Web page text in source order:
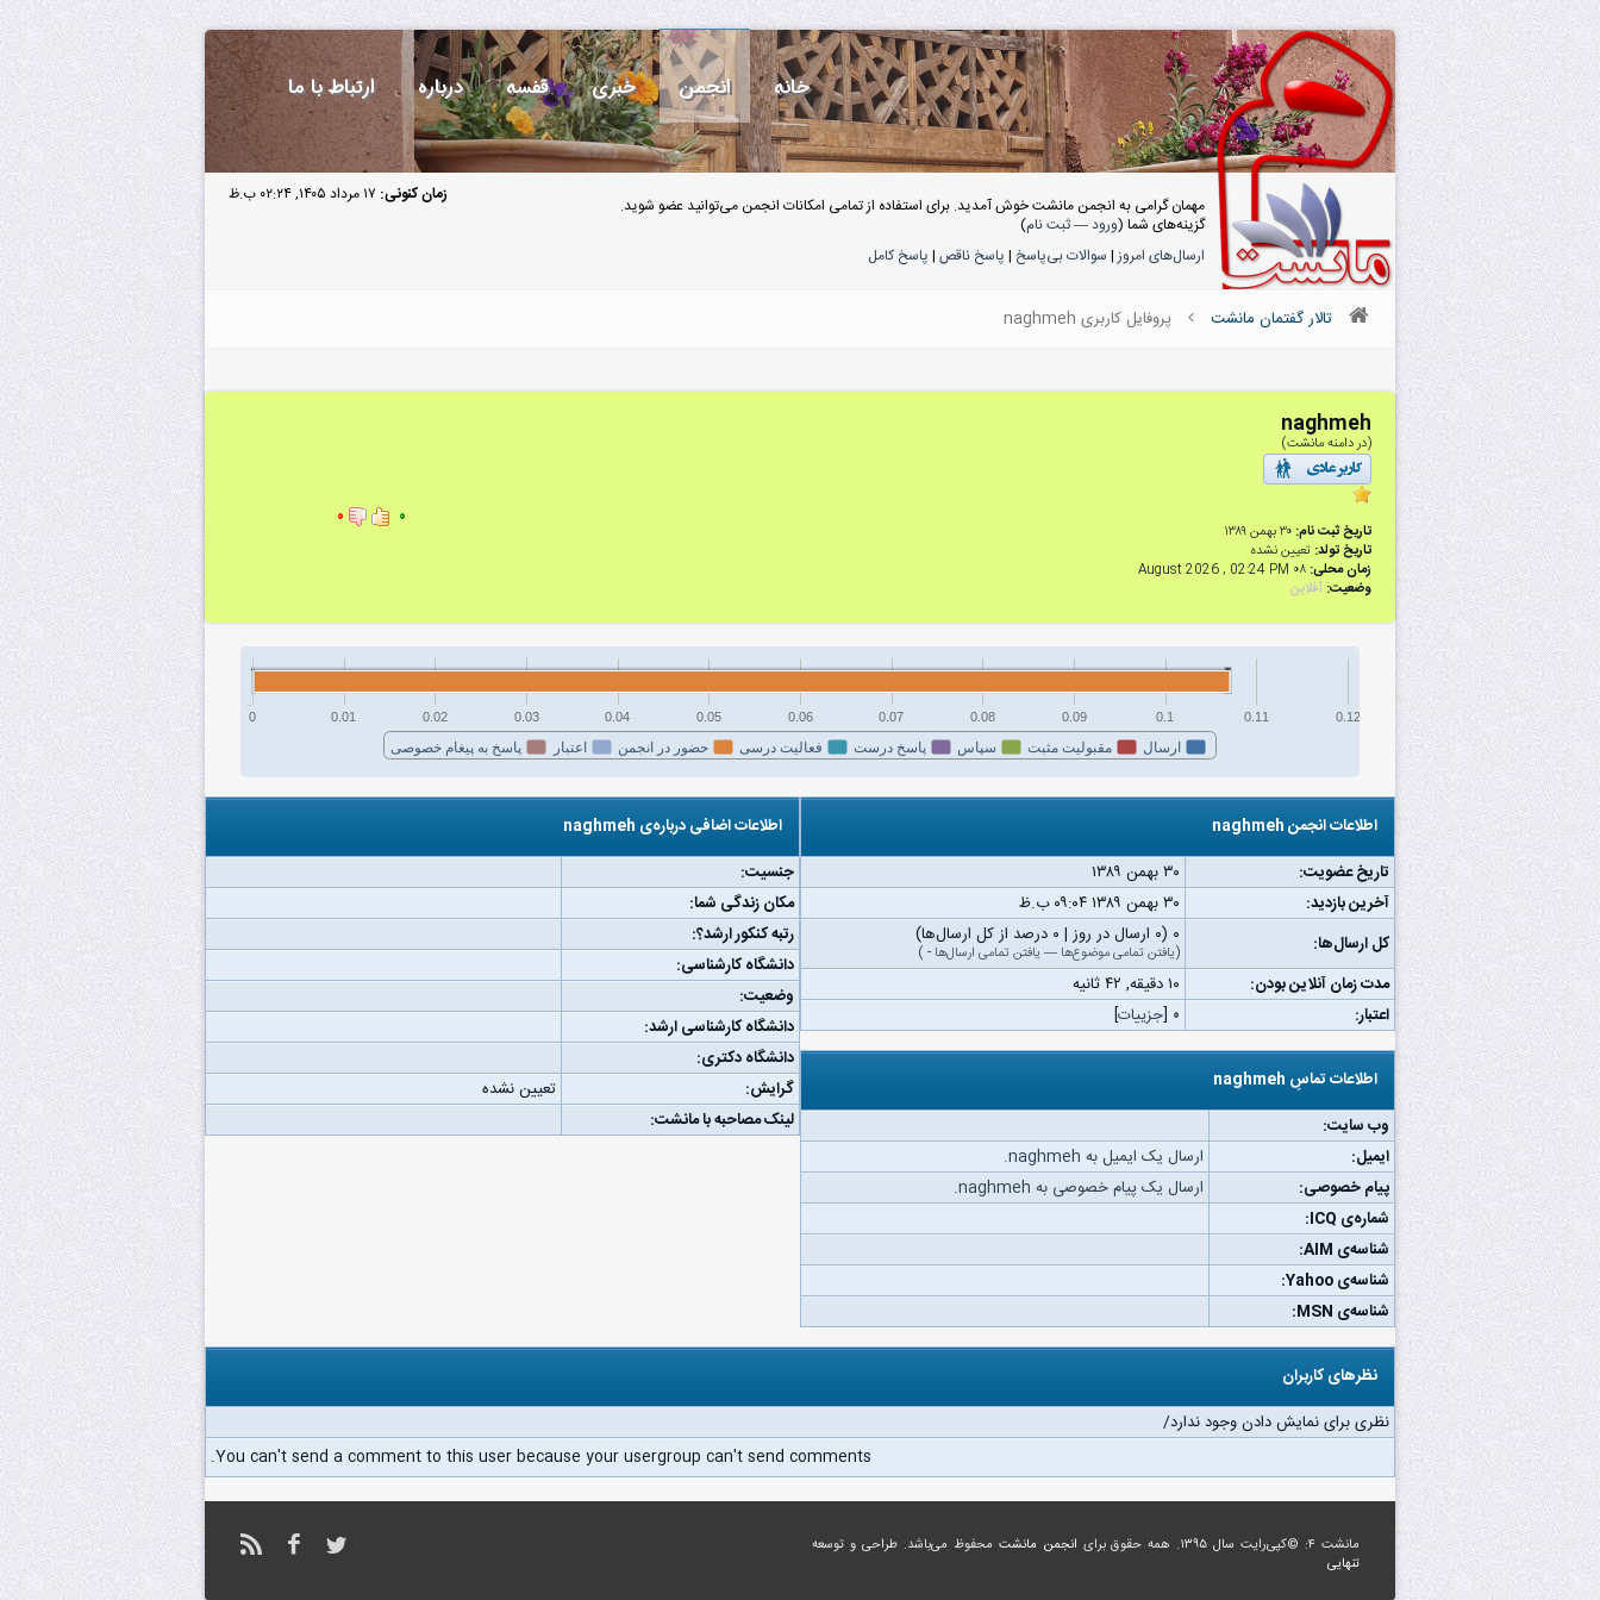
خانه انجمن خبری قفسه درباره ارتباط با ما
زمان کنونی: ۱۷ مرداد ۱۴۰۵, ۰۲:۲۴ ب.ظ
مهمان گرامی به انجمن مانشت خوش آمدید. برای استفاده از تمامی امکانات انجمن می‌توانید عضو شوید.
گزینه‌های شما (ورود—ثبت نام)
ارسال‌های امروز| سوالات بی‌پاسخ | پاسخ ناقص | پاسخ کامل
تالار گفتمان مانشت پروفایل کاربری naghmeh
naghmeh
(در دامنه مانشت)
تاریخ ثبت نام: ۳۰ بهمن ۱۳۸۹
تاریخ تولد: تعیین نشده
زمان محلی: ۰۸ August 2026 , 02:24 PM
وضعیت: آفلاین
۰ ۰
ارسال مقبولیت مثبت سپاس پاسخ درست فعالیت درسی حضور در انجمن اعتبار پاسخ به پیغام خصوصی
0 0.01 0.02 0.03 0.04 0.05 0.06 0.07 0.08 0.09 0.1 0.11 0.12
اطلاعات انجمن naghmeh
تاریخ عضویت:
۳۰ بهمن ۱۳۸۹
آخرین بازدید:
۳۰ بهمن ۱۳۸۹ ۰۹:۰۴ ب.ظ
کل ارسال‌ها:
۰ (۰ ارسال در روز | ۰ درصد از کل ارسال‌ها)
(یافتن تمامی موضوع‌ها — یافتن تمامی ارسال‌ها -
)
مدت زمان آنلاین بودن:
۱۰ دقیقه, ۴۲ ثانیه
اعتبار:
۰ [جزییات]
اطلاعات تماسِ naghmeh
وب‌ سایت:
ایمیل:
ارسال یک ایمیل به naghmeh.
پیام خصوصی:
ارسال یک پیام خصوصی به naghmeh.
شماره‌ی ICQ:
شناسه‌ی AIM:
شناسه‌ی Yahoo:
شناسه‌ی MSN:
اطلاعات اضافی درباره‌ی naghmeh
جنسیت:
مکان زندگی شما:
رتبه کنکور ارشد؟:
دانشگاه کارشناسی:
وضعیت:
دانشگاه کارشناسی ارشد:
دانشگاه دکتری:
گرایش:
تعیین نشده
لینک مصاحبه با مانشت:
نظرهای کاربران
نظری برای نمایش دادن وجود ندارد/
You can't send a comment to this user because your usergroup can't send comments.
مانشت ۴: ©کپی‌رایت سال ۱۳۹۵. همه حقوق برای انجمن مانشت محفوظ می‌باشد. طراحی و توسعه
تنهایی